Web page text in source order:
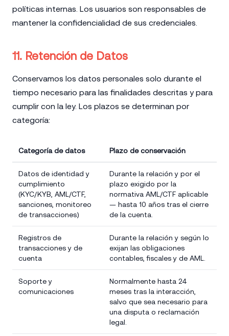
políticas internas. Los usuarios son responsables de
mantener la confidencialidad de sus credenciales.
11. Retención de Datos
Conservamos los datos personales solo durante el
tiempo necesario para las finalidades descritas y para
cumplir con la ley. Los plazos se determinan por
categoría:
Categoría de datos Plazo de conservación
Datos de identidad y
cumplimiento
(KYC/KYB, AML/CTF,
sanciones, monitoreo
de transacciones)
Durante la relación y por el
plazo exigido por la
normativa AML/CTF aplicable
— hasta 10 años tras el cierre
de la cuenta.
Registros de
transacciones y de
cuenta
Durante la relación y según lo
exijan las obligaciones
contables, fiscales y de AML.
Soporte y
comunicaciones
Normalmente hasta 24
meses tras la interacción,
salvo que sea necesario para
una disputa o reclamación
legal.